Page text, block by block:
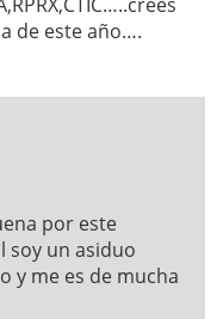
de este año….
por este
soy un asiduo
y me es de mucha